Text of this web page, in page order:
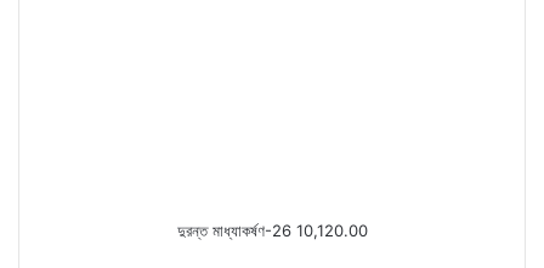
দুরন্ত মাধ্যাকর্ষণ-26 10,120.00